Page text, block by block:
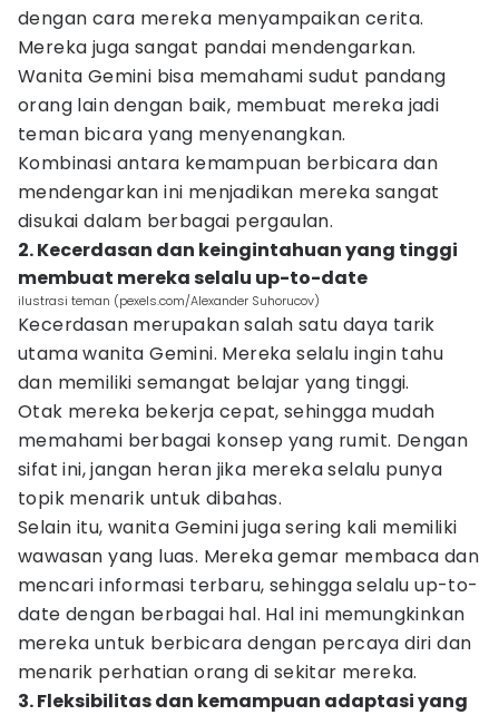
dengan cara mereka menyampaikan cerita.
Mereka juga sangat pandai mendengarkan.
Wanita Gemini bisa memahami sudut pandang
orang lain dengan baik, membuat mereka jadi
teman bicara yang menyenangkan.
Kombinasi antara kemampuan berbicara dan
mendengarkan ini menjadikan mereka sangat
disukai dalam berbagai pergaulan.
2. Kecerdasan dan keingintahuan yang tinggi
membuat mereka selalu up-to-date
ilustrasi teman (pexels.com/Alexander Suhorucov)
Kecerdasan merupakan salah satu daya tarik
utama wanita Gemini. Mereka selalu ingin tahu
dan memiliki semangat belajar yang tinggi.
Otak mereka bekerja cepat, sehingga mudah
memahami berbagai konsep yang rumit. Dengan
sifat ini, jangan heran jika mereka selalu punya
topik menarik untuk dibahas.
Selain itu, wanita Gemini juga sering kali memiliki
wawasan yang luas. Mereka gemar membaca dan
mencari informasi terbaru, sehingga selalu up-to-
date dengan berbagai hal. Hal ini memungkinkan
mereka untuk berbicara dengan percaya diri dan
menarik perhatian orang di sekitar mereka.
3. Fleksibilitas dan kemampuan adaptasi yang